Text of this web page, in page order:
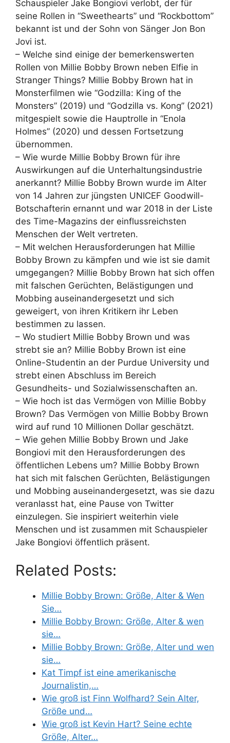
Schauspieler Jake Bongiovi verlobt, der für
seine Rollen in “Sweethearts” und “Rockbottom”
bekannt ist und der Sohn von Sänger Jon Bon
Jovi ist.
– Welche sind einige der bemerkenswerten
Rollen von Millie Bobby Brown neben Elfie in
Stranger Things? Millie Bobby Brown hat in
Monsterfilmen wie “Godzilla: King of the
Monsters” (2019) und “Godzilla vs. Kong” (2021)
mitgespielt sowie die Hauptrolle in “Enola
Holmes” (2020) und dessen Fortsetzung
übernommen.
– Wie wurde Millie Bobby Brown für ihre
Auswirkungen auf die Unterhaltungsindustrie
anerkannt? Millie Bobby Brown wurde im Alter
von 14 Jahren zur jüngsten UNICEF Goodwill-
Botschafterin ernannt und war 2018 in der Liste
des Time-Magazins der einflussreichsten
Menschen der Welt vertreten.
– Mit welchen Herausforderungen hat Millie
Bobby Brown zu kämpfen und wie ist sie damit
umgegangen? Millie Bobby Brown hat sich offen
mit falschen Gerüchten, Belästigungen und
Mobbing auseinandergesetzt und sich
geweigert, von ihren Kritikern ihr Leben
bestimmen zu lassen.
– Wo studiert Millie Bobby Brown und was
strebt sie an? Millie Bobby Brown ist eine
Online-Studentin an der Purdue University und
strebt einen Abschluss im Bereich
Gesundheits- und Sozialwissenschaften an.
– Wie hoch ist das Vermögen von Millie Bobby
Brown? Das Vermögen von Millie Bobby Brown
wird auf rund 10 Millionen Dollar geschätzt.
– Wie gehen Millie Bobby Brown und Jake
Bongiovi mit den Herausforderungen des
öffentlichen Lebens um? Millie Bobby Brown
hat sich mit falschen Gerüchten, Belästigungen
und Mobbing auseinandergesetzt, was sie dazu
veranlasst hat, eine Pause von Twitter
einzulegen. Sie inspiriert weiterhin viele
Menschen und ist zusammen mit Schauspieler
Jake Bongiovi öffentlich präsent.
Related Posts:
Millie Bobby Brown: Größe, Alter & Wen
Sie…
Millie Bobby Brown: Größe, Alter & wen
sie…
Millie Bobby Brown: Größe, Alter und wen
sie…
Kat Timpf ist eine amerikanische
Journalistin,…
Wie groß ist Finn Wolfhard? Sein Alter,
Größe und…
Wie groß ist Kevin Hart? Seine echte
Größe, Alter…